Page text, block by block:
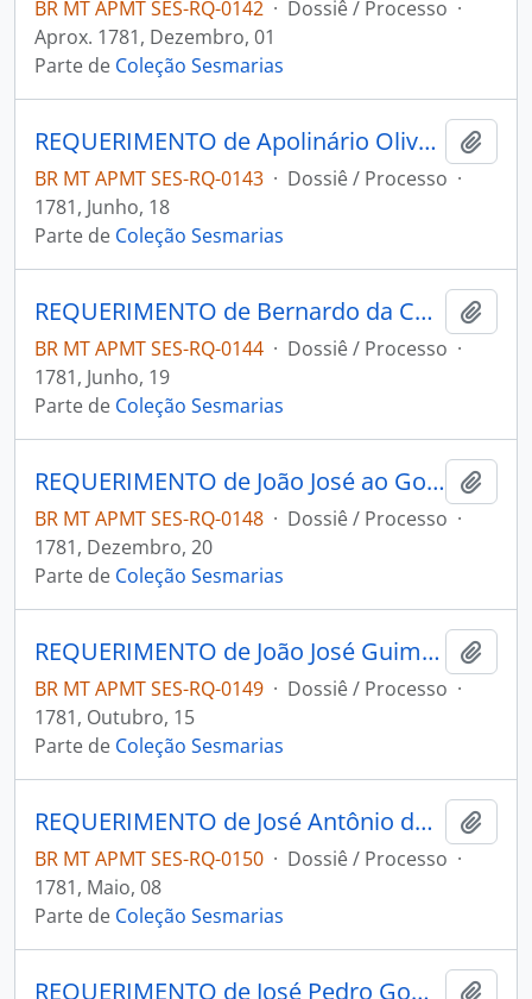
BR MT APMT SES-RQ-0142 · Dossiê / Processo ·
Aprox. 1781, Dezembro, 01
Parte de Coleção Sesmarias
REQUERIMENTO de Apolinário Oliveira Gago ao Governador e Capitão-General da Capitania de Mato Grosso Luís de Albuquerque de Melo Pereira e Cáceres.
BR MT APMT SES-RQ-0143 · Dossiê / Processo ·
1781, Junho, 18
Parte de Coleção Sesmarias
REQUERIMENTO de Bernardo da Cunha Chaves ao Governador e Capitão-General da Capitania de Mato Grosso Luís de Albuquerque de Melo Pereira e Cáceres.
BR MT APMT SES-RQ-0144 · Dossiê / Processo ·
1781, Junho, 19
Parte de Coleção Sesmarias
REQUERIMENTO de João José ao Governador e Capitão-General da Capitania de Mato Grosso Luis de Albuquerque de Melo Pereira e Cáceres.
BR MT APMT SES-RQ-0148 · Dossiê / Processo ·
1781, Dezembro, 20
Parte de Coleção Sesmarias
REQUERIMENTO de João José Guimarães ao Governador e Capitão-General da Capitania de Mato Grosso Luís de Albuquerque de Melo Pereira e Cáceres.
BR MT APMT SES-RQ-0149 · Dossiê / Processo ·
1781, Outubro, 15
Parte de Coleção Sesmarias
REQUERIMENTO de José Antônio da Rocha ao Governador e Capitão-General da Capitania de Mato Grosso Luís de Albuquerque de Melo Pereira e Cáceres.
BR MT APMT SES-RQ-0150 · Dossiê / Processo ·
1781, Maio, 08
Parte de Coleção Sesmarias
REQUERIMENTO de José Pedro Gomes ao Governador e Capitão-General da Capitania de Mato Grosso Luís de Albuquerque de Melo Pereira e Cáceres.